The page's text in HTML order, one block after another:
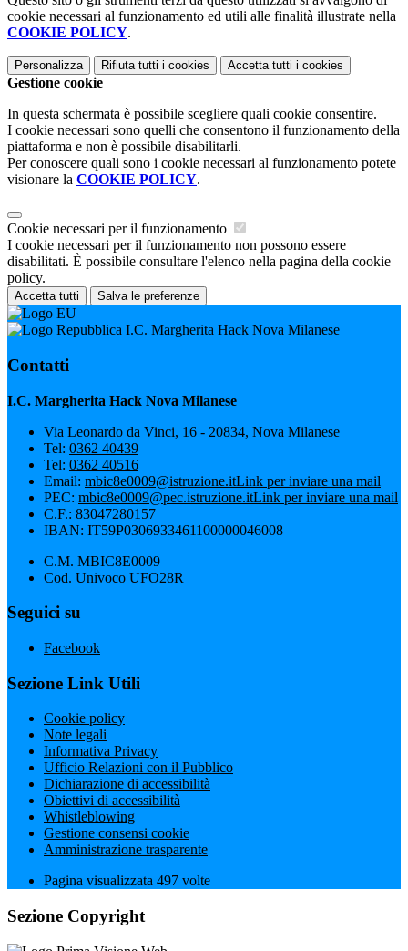
cookie necessari al funzionamento ed utili alle finalità illustrate nella
COOKIE POLICY.
Personalizza Rifiuta tutti i cookies Accetta tutti i cookies
Gestione cookie
In questa schermata è possibile scegliere quali cookie consentire.
I cookie necessari sono quelli che consentono il funzionamento della
piattaforma e non è possibile disabilitarli.
Per conoscere quali sono i cookie necessari al funzionamento potete
visionare la COOKIE POLICY.
Cookie necessari per il funzionamento
I cookie necessari per il funzionamento non possono essere
disabilitati. È possibile consultare l'elenco nella pagina della cookie
policy.
Accetta tutti Salva le preferenze
I.C. Margherita Hack Nova Milanese
Contatti
I.C. Margherita Hack Nova Milanese
Via Leonardo da Vinci, 16 - 20834, Nova Milanese
Tel: 0362 40439
Tel: 0362 40516
Email: mbic8e0009@istruzione.itLink per inviare una mail
PEC: mbic8e0009@pec.istruzione.itLink per inviare una mail
C.F.: 83047280157
IBAN: IT59P0306933461100000046008
C.M. MBIC8E0009
Cod. Univoco UFO28R
Seguici su
Facebook
Sezione Link Utili
Cookie policy
Note legali
Informativa Privacy
Ufficio Relazioni con il Pubblico
Dichiarazione di accessibilità
Obiettivi di accessibilità
Whistleblowing
Gestione consensi cookie
Amministrazione trasparente
Pagina visualizzata 497 volte
Sezione Copyright